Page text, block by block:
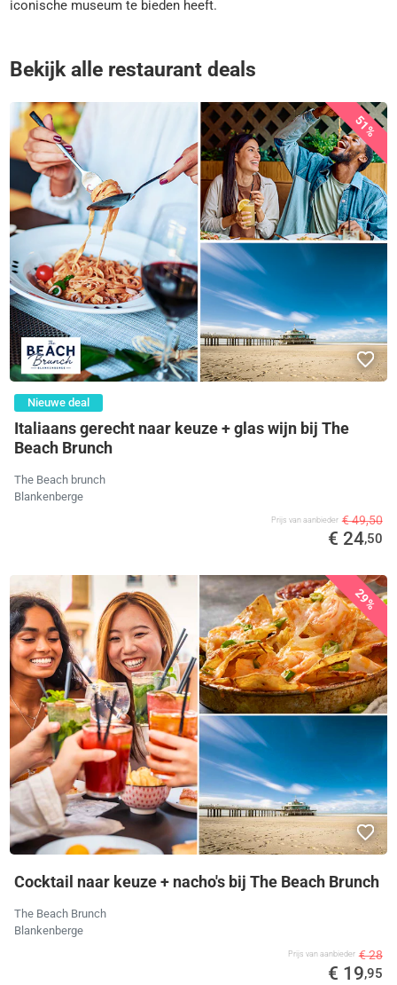
iconische museum te bieden heeft.
Bekijk alle restaurant deals
51%
Nieuwe deal
Italiaans gerecht naar keuze + glas wijn bij The
Beach Brunch
The Beach brunch
Blankenberge
Prijs van aanbieder € 49,50
€ 24,50
29%
Cocktail naar keuze + nacho's bij The Beach Brunch
The Beach Brunch
Blankenberge
Prijs van aanbieder € 28
€ 19,95